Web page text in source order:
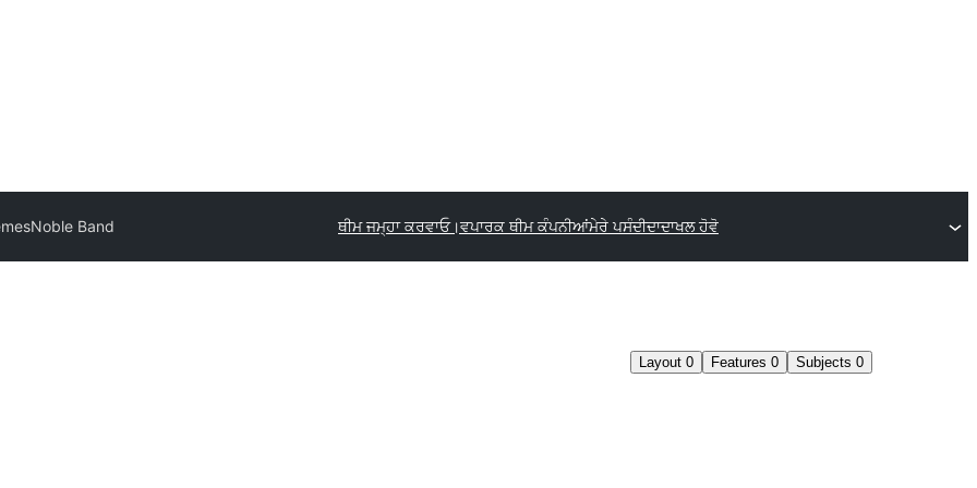
Noble Band ਥੀਮ ਜਮ੍ਹਾ ਕਰਵਾਓ।ਵਪਾਰਕ ਥੀਮ ਕੰਪਨੀਆਂਮੇਰੇ ਪਸੰਦੀਦਾਦਾਖਲ ਹੋਵੋ
Layout 0 Features 0 Subjects 0